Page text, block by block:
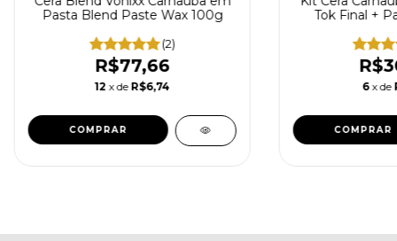
Pasta Blend Paste Wax 100g
(2)
R$77,66
12 x de R$6,74
Tok Final +
6 x de